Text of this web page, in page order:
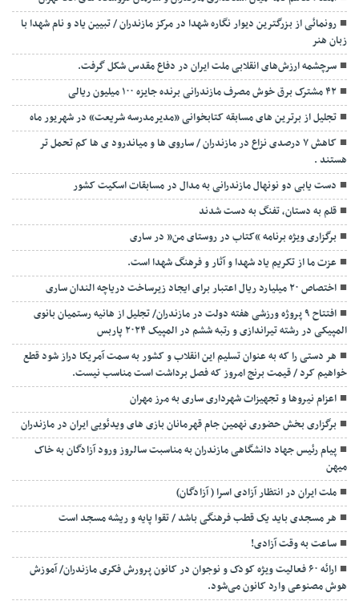
رونمائی از بزرگترین دیوار نگاره شهدا در مرکز مازندران / تبیین یاد و نام شهدا با
زبان هنر
سرچشمه ارزش‌های انقلابی ملت ایران در دفاع مقدس شکل گرفت.
۴۲ مشترک برق خوش مصرف مازندرانی برنده جایزه ۱۰۰ میلیون ریالی
تجلیل از برترین های مسابقه کتابخوانی «مدیرمدرسه شریعت» در شهریور ماه
کاهش ۷ درصدی نزاع در مازندران / ساروی ها و میاندرود ی ها کم تحمل تر
هستند‌ .
دست یابی دو نونهال مازندرانی به مدال در مسابقات اسکیت کشور
قلم به دستان، تفنگ به دست شدند
برگزاری ویژه برنامه “کتاب در روستای من” در ساری
عزت ما از تکریم یاد شهدا و آثار و فرهنگ شهدا است.
اختصاص ۲۰ میلیارد ریال اعتبار برای ایجاد زیرساخت دریاچه الندان ساری
افتتاح ۹ پروژه ورزشی هفته دولت در مازندران/ تجلیل از هانیه رستمیان بانوی
المپیکی در رشته تیراندازی و رتبه ششم در المپیک ۲۰۲۴ پاربس
هر دستی را که به عنوان تسلیم این انقلاب و کشور به سمت آمريکا دراز شود قطع
خواهیم کرد / قیمت برنج امروز که فصل برداشت است مناسب نیست.
اعزام نیروها و تجهیزات شهرداری ساری به مرز مهران
برگزاری بخش حضوری نهمین جام قهرمانان بازی های ویدئویی ایران در مازندران
پیام رئیس جهاد دانشگاهی مازندران به مناسبت سالروز ورود آزادگان به خاک
میهن
ملت ایران در انتظار آزادی اسرا ( آزادگان)
هر مسجدی باید یک قطب فرهنگی باشد / تقوا پایه و ریشه مسجد است
ساعت به وقت آزادی!
ارائه ۶۰ فعالیت ویژه کودک و نوجوان در کانون پرورش فکری مازندران/ آموزش
هوش مصنوعی وارد کانون می‌شود.